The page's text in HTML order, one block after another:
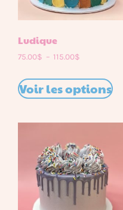
Ludique
75.00$ – 115.00$
Voir les options